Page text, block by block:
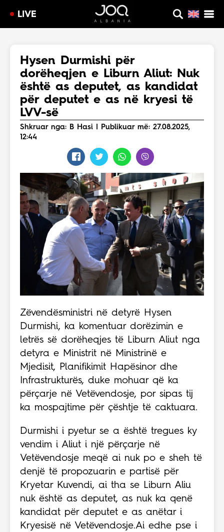
LIVE
Hysen Durmishi për
dorëheqjen e Liburn Aliut: Nuk
është as deputet, as kandidat
për deputet e as në kryesi të
LVV-së
Shkruar nga: B Hasi | Publikuar më: 27.08.2025,
12:44
Zëvendësministri në detyrë Hysen
Durmishi, ka komentuar dorëzimin e
letrës së dorëheqjes të Liburn Aliut nga
detyra e Ministrit në Ministrinë e
Mjedisit, Planifikimit Hapësinor dhe
Infrastrukturës, duke mohuar që ka
përçarje në Vetëvendosje, por sipas tij
ka mospajtime për çështje të caktuara.
Durmishi i pyetur se a është tregues ky
vendim i Aliut i një përçarje në
Vetëvendosje meqë ai nuk po e sheh të
denjë të propozuarin e partisë për
Kryetar Kuvendi, ai tha se Liburn Aliu
nuk është as deputet, as nuk ka qenë
kandidat për deputet e as anëtar i
Kryesisë në Vetëvendosje.Ai edhe pse i